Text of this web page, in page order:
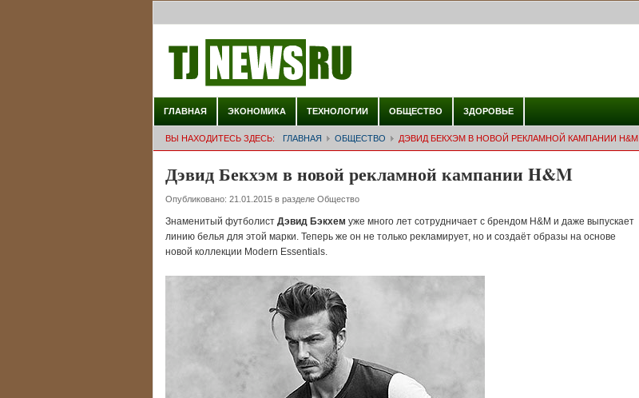
ГЛАВНАЯ ЭКОНОМИКА ТЕХНОЛОГИИ ОБЩЕСТВО ЗДОРОВЬЕ
ВЫ НАХОДИТЕСЬ ЗДЕСЬ: ГЛАВНАЯ ОБЩЕСТВО ДЭВИД БЕКХЭМ В НОВОЙ РЕКЛАМНОЙ КАМПАНИИ H&M
Дэвид Бекхэм в новой рекламной кампании H&M
Опубликовано: 21.01.2015 в разделе Общество
Знаменитый футболист Дэвид Бэкхем уже много лет сотрудничает с брендом H&M и даже выпускает
линию белья для этой марки. Теперь же он не только рекламирует, но и создаёт образы на основе
новой коллекции Modern Essentials.